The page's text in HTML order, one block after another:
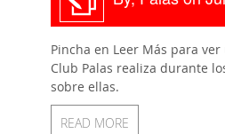
Pincha en Leer Más para
Club Palas realiza durante
sobre ellas.
READ MORE